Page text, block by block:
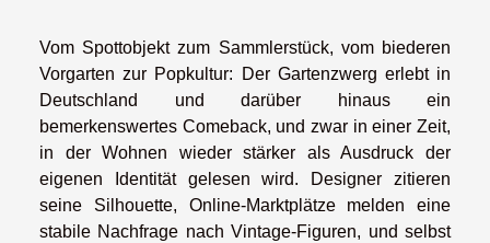
Vom Spottobjekt zum Sammlerstück, vom biederen
Vorgarten zur Popkultur: Der Gartenzwerg erlebt in
Deutschland und darüber hinaus ein
bemerkenswertes Comeback, und zwar in einer Zeit,
in der Wohnen wieder stärker als Ausdruck der
eigenen Identität gelesen wird. Designer zitieren
seine Silhouette, Online-Marktplätze melden eine
stabile Nachfrage nach Vintage-Figuren, und selbst